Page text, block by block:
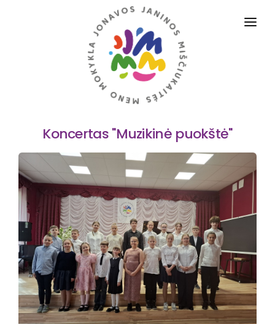
DALYKAI
TĖVAMS IR MOKINIAMS
ADMINISTRACINĖ INFORMACIJA
STRUKTŪRA IR KONTAKTAI
PASLAUGOS
D.U.K.
Koncertas "Muzikinė puokštė"